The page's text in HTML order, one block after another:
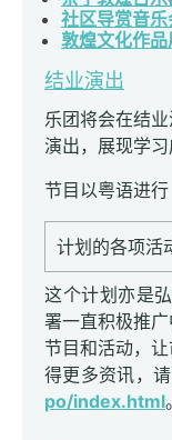
社区导赏音乐
敦煌文化作品
结业演出
乐团将会在结
演出，展现学习
节目以粤语进行
计划的各项活
这个计划亦是
署一直积极推
节目和活动，
得更多资讯，
po/index.html。